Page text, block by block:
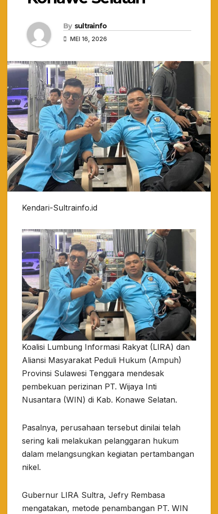
By sultrainfo
MEI 16, 2026
Kendari-Sultrainfo.id
Koalisi Lumbung Informasi Rakyat (LIRA) dan
Aliansi Masyarakat Peduli Hukum (Ampuh)
Provinsi Sulawesi Tenggara mendesak
pembekuan perizinan PT. Wijaya Inti
Nusantara (WIN) di Kab. Konawe Selatan.
Pasalnya, perusahaan tersebut dinilai telah
sering kali melakukan pelanggaran hukum
dalam melangsungkan kegiatan pertambangan
nikel.
Gubernur LIRA Sultra, Jefry Rembasa
mengatakan, metode penambangan PT. WIN